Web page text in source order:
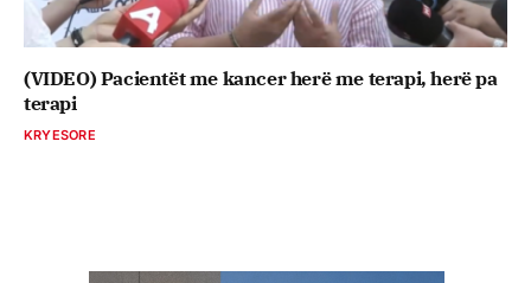
(VIDEO) Pacientët me kancer herë me terapi, herë pa
terapi
KRYESORE